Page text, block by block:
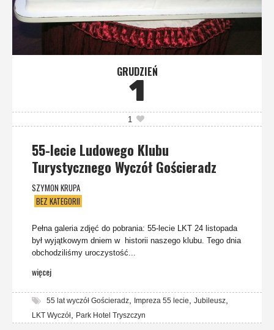
GRUDZIEŃ
1
1
55-lecie Ludowego Klubu
Turystycznego Wyczół Gościeradz
SZYMON KRUPA
BEZ KATEGORII
Pełna galeria zdjęć do pobrania: 55-lecie LKT 24 listopada
był wyjątkowym dniem w historii naszego klubu. Tego dnia
obchodziliśmy uroczystość...
więcej
55 lat wyczół Gościeradz Impreza 55 lecie Jubileusz
LKT Wyczół Park Hotel Tryszczyn